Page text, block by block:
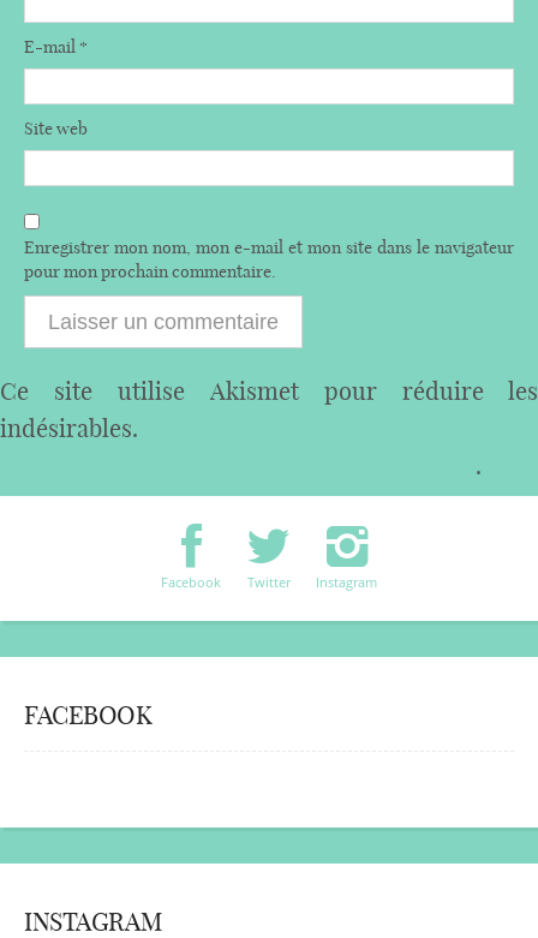
E-mail *
Site web
Enregistrer mon nom, mon e-mail et mon site dans le navigateur
pour mon prochain commentaire.
Ce site utilise Akismet pour réduire les
indésirables.
.
Facebook Twitter Instagram
FACEBOOK
INSTAGRAM